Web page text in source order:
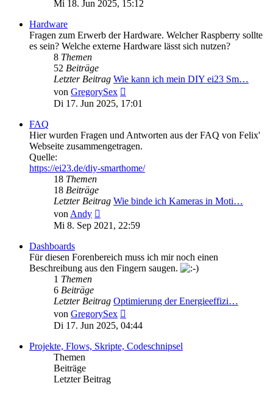
Mi 18. Jun 2025, 15:12
Hardware
Fragen zum Erwerb der Hardware. Welcher Raspberry sollte
es sein? Welche externe Hardware lässt sich nutzen?
8 Themen
52 Beiträge
Letzter Beitrag Wie kann ich mein DIY ei23 Sm…
von GregorySex
Beitrag
Di 17. Jun 2025, 17:01
FAQ
Hier wurden Fragen und Antworten aus der FAQ von Felix'
Webseite zusammengetragen.
Quelle:
https://ei23.de/diy-smarthome/
18 Themen
18 Beiträge
Letzter Beitrag Wie binde ich Kameras in Moti…
vonAndy
Beitrag
Mi 8. Sep 2021, 22:59
Dashboards
Für diesen Forenbereich muss ich mir noch einen
Beschreibung aus den Fingern saugen.
1 Themen
6 Beiträge
Letzter Beitrag Optimierung der Energieeffizi…
von GregorySex
Beitrag
Di 17. Jun 2025, 04:44
Projekte, Flows, Skripte, Codeschnipsel
Themen
Beiträge
Letzter Beitrag